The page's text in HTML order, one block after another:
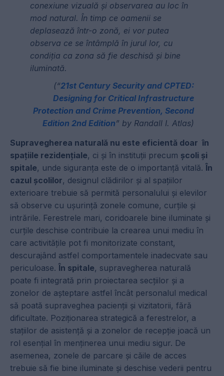
conexiune vizuală și observarea au loc în
mod natural. În timp ce oamenii se
deplasează într-o zonă, ei vor putea
observa ce se întâmplă în jurul lor, cu
condiția ca zona să fie deschisă și bine
iluminată.
(“21st Century Security and CPTED:
Designing for Critical Infrastructure
Protection and Crime Prevention, Second
Edition 2nd Edition” by Randall I. Atlas)
Supravegherea naturală nu este eficientă doar în
spațiile rezidențiale, ci și în instituții precum școli și
spitale, unde siguranța este de o importanță vitală. În
cazul școlilor, designul clădirilor și al spațiilor
exterioare trebuie să permită personalului și elevilor
să observe cu ușurință zonele comune, curțile și
intrările. Ferestrele mari, coridoarele bine iluminate și
curțile deschise contribuie la crearea unui mediu în
care activitățile pot fi monitorizate constant,
descurajând astfel comportamentele inadecvate sau
periculoase. În spitale, supravegherea naturală
poate fi integrată prin proiectarea secțiilor și a
zonelor de așteptare astfel încât personalul medical
să poată supraveghea pacienții și vizitatorii, fără
dificultate. Poziționarea strategică a ferestrelor, a
stațiilor de asistență și a zonelor de recepție joacă un
rol esențial în menținerea unui mediu sigur. De
asemenea, zonele de parcare și căile de acces
trebuie să fie bine iluminate și deschise vederii pentru